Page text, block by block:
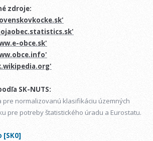
zdroje:
obce.sk'
SK-NUTS:
pre normalizovanú klasifikáciu územných
pre potreby štatistického úradu a Eurostatu.
[SK0]